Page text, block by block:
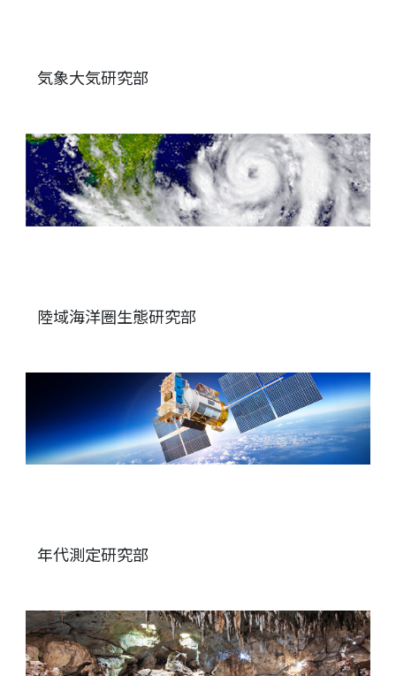
気象大気研究部
陸域海洋圏生態研究部
年代測定研究部